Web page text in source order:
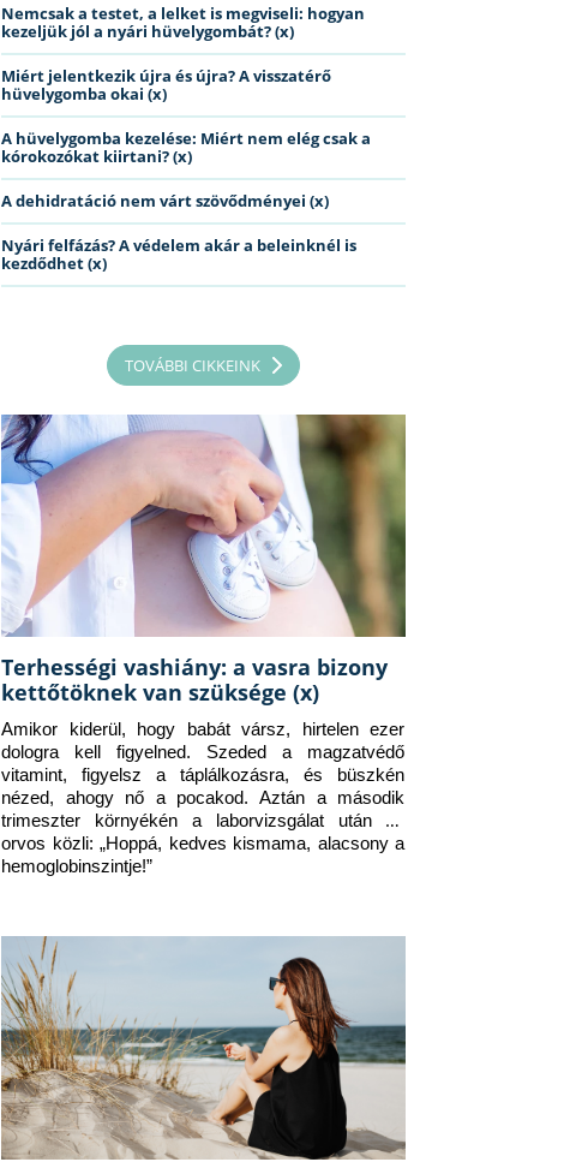
Nemcsak a testet, a lelket is megviseli: hogyan
kezeljük jól a nyári hüvelygombát? (x)
Miért jelentkezik újra és újra? A visszatérő
hüvelygomba okai (x)
A hüvelygomba kezelése: Miért nem elég csak a
kórokozókat kiirtani? (x)
A dehidratáció nem várt szövődményei (x)
Nyári felfázás? A védelem akár a beleinknél is
kezdődhet (x)
TOVÁBBI CIKKEINK
Terhességi vashiány: a vasra bizony
kettőtöknek van szüksége (x)
Amikor kiderül, hogy babát vársz, hirtelen ezer
dologra kell figyelned. Szeded a magzatvédő
vitamint, figyelsz a táplálkozásra, és büszkén
nézed, ahogy nő a pocakod. Aztán a második
trimeszter környékén a laborvizsgálat után az
orvos közli: „Hoppá, kedves kismama, alacsony a
hemoglobinszintje!”